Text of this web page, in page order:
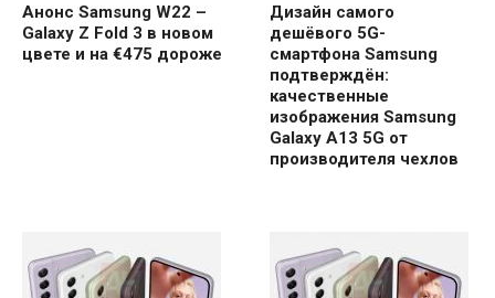
Анонс Samsung W22 –
Galaxy Z Fold 3 в новом
цвете и на €475 дороже
Дизайн самого
дешёвого 5G-
смартфона Samsung
подтверждён:
качественные
изображения Samsung
Galaxy A13 5G от
производителя чехлов